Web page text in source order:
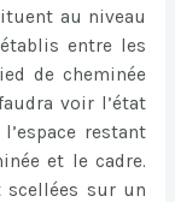
au niveau
entre les
de cheminée
voir l’état
restant
et le cadre.
sur un